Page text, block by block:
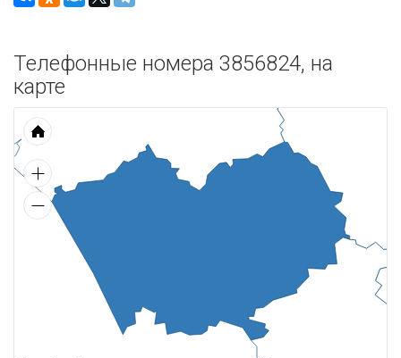
Телефонные номера 3856824, на
карте